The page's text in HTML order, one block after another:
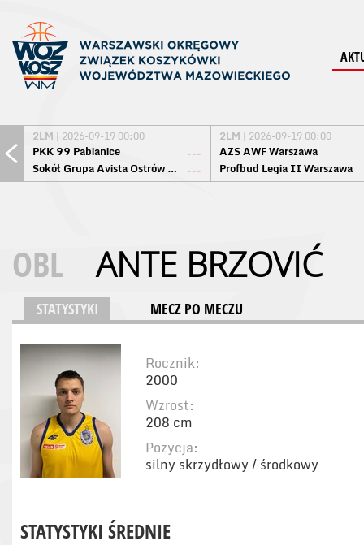
2LM | 2026-09-19 00:00
PKK 99 Pabianice
---
Sokół Grupa Avista Ostrów Maz. ---
2LM | 2026-09-19 00:00
AZS AWF Warszawa
Profbud Legia II Warszawa
OBL ANTE BRZOVIĆ
STATYSTYKI MECZ PO MECZU
Rocznik:
2000
Wzrost:
208 cm
Pozycja:
silny skrzydłowy / środkowy
STATYSTYKI ŚREDNIE